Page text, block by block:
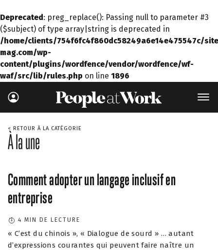
Deprecated: preg_replace(): Passing null to parameter #3
($subject) of type array|string is deprecated in
/home/clients/754f6fc4f860dc58249a6e14e475547c/
mag.com/wp-
content/plugins/wordfence/vendor/wordfence/wf-
waf/src/lib/rules.php on line 1896
< RETOUR À LA CATÉGORIE
À la une
Comment adopter un langage inclusif en
entreprise
4 MIN DE LECTURE
« C’est du chinois », « Dialogue de sourd » … autant
d’expressions courantes qui peuvent faire naître un